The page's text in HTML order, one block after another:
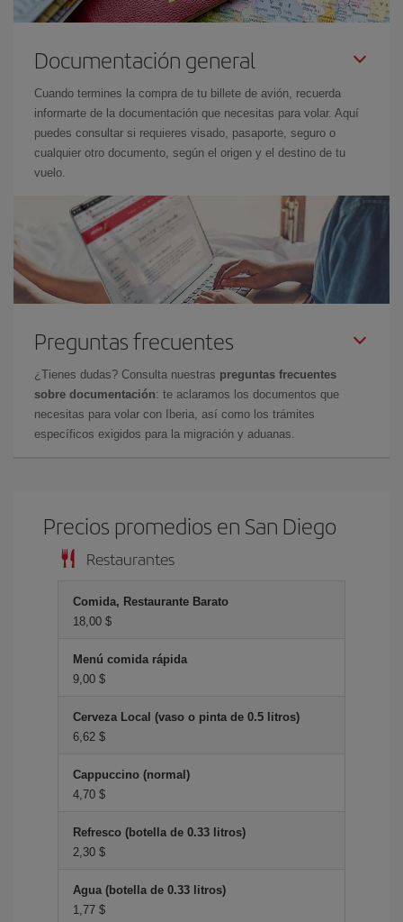
Documentación general
Cuando termines la compra de tu billete de avión, recuerda
informarte de la documentación que necesitas para volar. Aquí
puedes consultar si requieres visado, pasaporte, seguro o
cualquier otro documento, según el origen y el destino de tu
vuelo.
Preguntas frecuentes
¿Tienes dudas? Consulta nuestras preguntas frecuentes
sobre documentación: te aclaramos los documentos que
necesitas para volar con Iberia, así como los trámites
específicos exigidos para la migración y aduanas.
Precios promedios en San Diego
Restaurantes
Comida, Restaurante Barato
18,00 $
Menú comida rápida
9,00 $
Cerveza Local (vaso o pinta de 0.5 litros)
6,62 $
Cappuccino (normal)
4,70 $
Refresco (botella de 0.33 litros)
2,30 $
Agua (botella de 0.33 litros)
1,77 $